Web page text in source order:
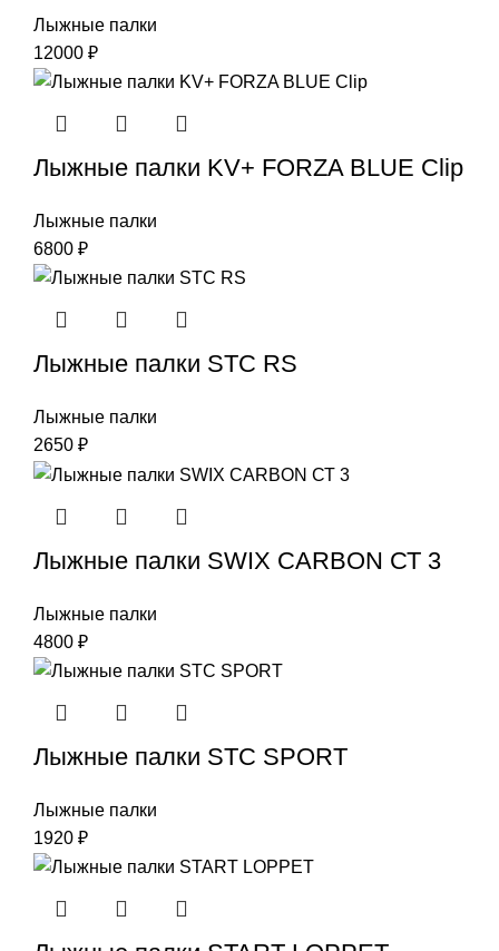
Лыжные палки
12000 ₽
Лыжные палки KV+ FORZA BLUE Clip
Лыжные палки
6800 ₽
Лыжные палки STC RS
Лыжные палки
2650 ₽
Лыжные палки SWIX CARBON СТ 3
Лыжные палки
4800 ₽
Лыжные палки STC SPORT
Лыжные палки
1920 ₽